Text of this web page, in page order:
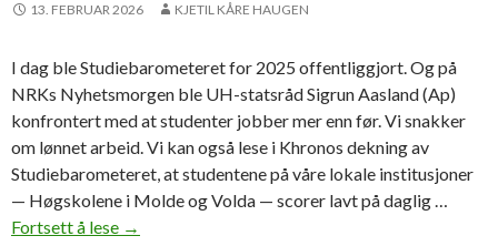
13. FEBRUAR 2026 KJETIL KÅRE HAUGEN
I dag ble Studiebarometeret for 2025 offentliggjort. Og på
NRKs Nyhetsmorgen ble UH-statsråd Sigrun Aasland (Ap)
konfrontert med at studenter jobber mer enn før. Vi snakker
om lønnet arbeid. Vi kan også lese i Khronos dekning av
Studiebarometeret, at studentene på våre lokale institusjoner
— Høgskolene i Molde og Volda — scorer lavt på daglig …
Fortsett å lese H
→